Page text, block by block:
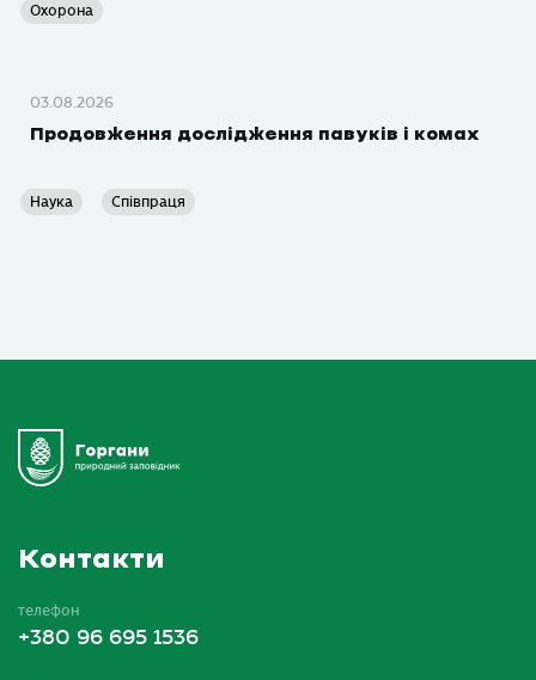
Охорона
03.08.2026
Продовження дослідження павуків і комах
Наука Співпраця
Контакти
телефон
+380 96 695 1536